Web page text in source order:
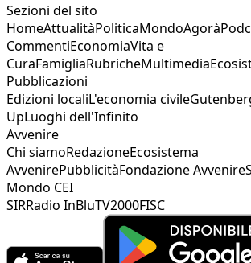
Sezioni del sito
HomeAttualitàPoliticaMondoAgorà
CommentiEconomiaVita e
CuraFamigliaRubricheMultimedia
Pubblicazioni
Edizioni localiL'economia civile
UpLuoghi dell'Infinito
Avvenire
Chi siamoRedazioneEcosistema
AvvenirePubblicitàFondazione Avvenire
Mondo CEI
SIRRadio InBluTV2000FISC